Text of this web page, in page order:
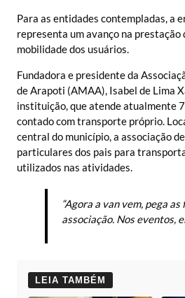
Para as entidades contempladas, a
representa um avanço na prestação
mobilidade dos usuários.
Fundadora e presidente da
de Arapoti (AMAA), Isabel de Lima
instituição, que atende atualmente
contado com transporte próprio.
central do município, a associação
particulares dos pais para
utilizados nas atividades.
“Agora a van vem, pega
associação. Nos eventos,
LEIA TAMBÉM